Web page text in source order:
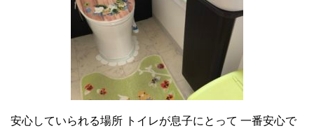
安心していられる場所 トイレが息子にとって 一番安心で